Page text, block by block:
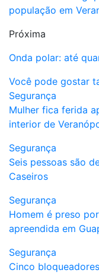
população em
Próxima
Onda polar: até
Você pode gostar
Segurança
Mulher fica ferida
interior de
Segurança
Seis pessoas são
Caseiros
Segurança
Homem é preso
apreendida em
Segurança
Cinco